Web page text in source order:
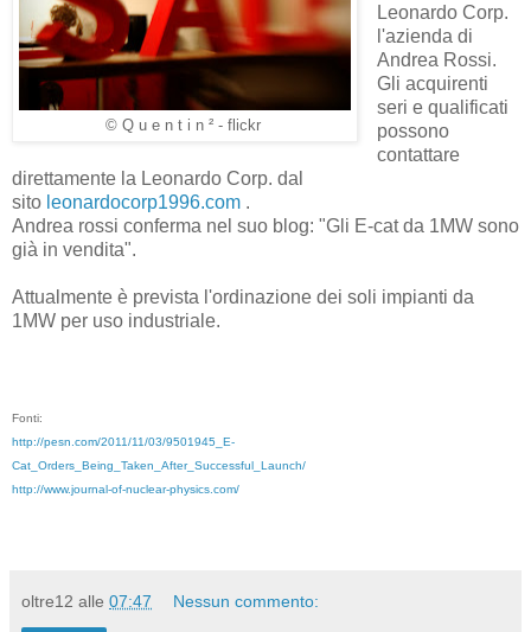
© Q u e n t i n ² - flickr
Leonardo Corp.
l'azienda di
Andrea Rossi.
Gli acquirenti
seri e qualificati
possono
contattare
direttamente la Leonardo Corp. dal
sito leonardocorp1996.com .
Andrea rossi conferma nel suo blog: "Gli E-cat da 1MW sono
già in vendita".
Attualmente è prevista l'ordinazione dei soli impianti da
1MW per uso industriale.
Fonti:
http://pesn.com/2011/11/03/9501945_E-
Cat_Orders_Being_Taken_After_Successful_Launch/
http://www.journal-of-nuclear-physics.com/
oltre12 alle 07:47 Nessun commento: